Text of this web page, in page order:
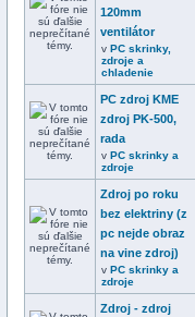
120mm
ventilátor
v PC skrinky,
zdroje a
chladenie
PC zdroj KME
zdroj PK-500,
rada
v PC skrinky a
zdroje
Zdroj po roku
bez elektriny (z
pc nejde obraz
na vine zdroj)
v PC skrinky a
zdroje
Zdroj - zdroj